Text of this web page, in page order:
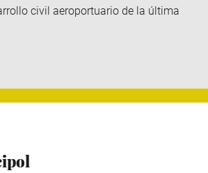
civil aeroportuario de la última